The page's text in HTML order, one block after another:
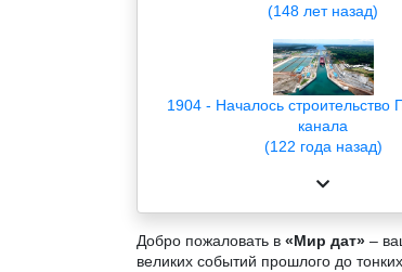
(148 лет назад)
1904 - Началось строительство
канала
(122 года назад)
Добро пожаловать в «Мир дат» –
великих событий прошлого до